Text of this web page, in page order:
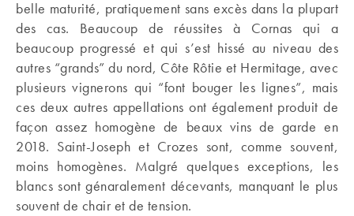
belle maturité, pratiquement sans excès dans la plupart
des cas. Beaucoup de réussites à Cornas qui a
beaucoup progressé et qui s’est hissé au niveau des
autres “grands” du nord, Côte Rôtie et Hermitage, avec
plusieurs vignerons qui “font bouger les lignes”, mais
ces deux autres appellations ont également produit de
façon assez homogène de beaux vins de garde en
2018. Saint-Joseph et Crozes sont, comme souvent,
moins homogènes. Malgré quelques exceptions, les
blancs sont génaralement décevants, manquant le plus
souvent de chair et de tension.